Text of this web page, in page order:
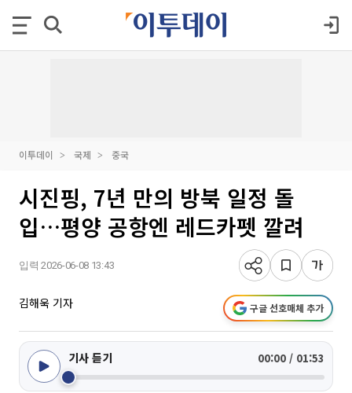
이투데이 국제 중국
시진핑, 7년 만의 방북 일정 돌
입…평양 공항엔 레드카펫 깔려
입력 2026-06-08 13:43
김해욱 기자 구글 선호매체 추가
기사 듣기 00:00 / 01:53